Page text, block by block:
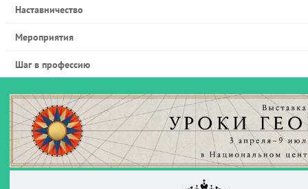
Наставничество
Мероприятия
Шаг в профессию